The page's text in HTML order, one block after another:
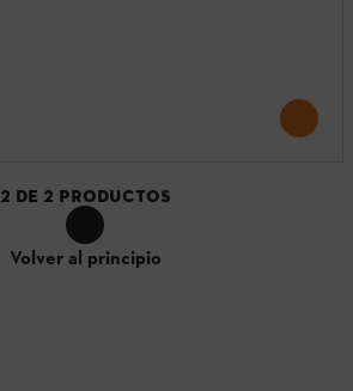
2 DE 2 PRODUCTOS
Volver al principio